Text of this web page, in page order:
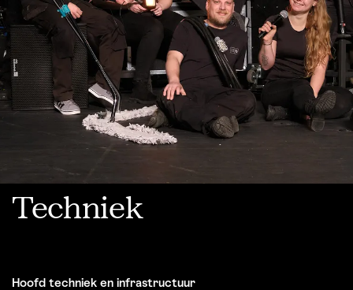
Techniek
Hoofd techniek en infrastructuur